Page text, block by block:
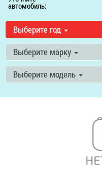
автомобиль:
Выберите год
Выберите марку
Выберите модель